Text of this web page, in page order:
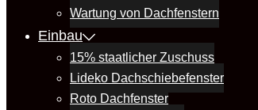
Wartung von Dachfenstern
Einbau
15% staatlicher Zuschuss
Lideko Dachschiebefenster
Roto Dachfenster